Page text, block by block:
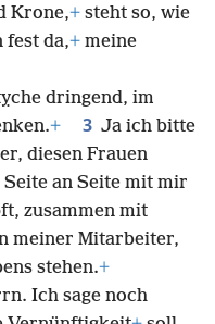
Krone,+ steht so, wie
fest da,+ meine
dringend, im
+ 3 Ja ich bitte
diesen Frauen
an Seite mit mir
zusammen mit
meiner Mitarbeiter,
stehen.+
Ich sage noch